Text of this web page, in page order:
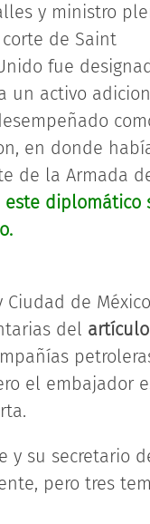
y ministro
de Saint
fue
un activo
en donde
de la Armada
diplomático
Ciudad de
del
el embajador
y su secretario
pero tres